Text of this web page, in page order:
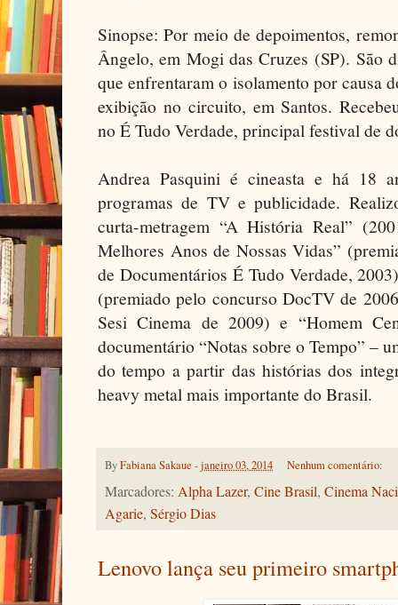
Sinopse: Por meio de depoimentos,
Ângelo, em Mogi das Cruzes (SP). São
que enfrentaram o isolamento por causa
exibição no circuito, em Santos.
no É Tudo Verdade, principal festival de
Andrea Pasquini é cineasta e há 18
programas de TV e publicidade.
curta-metragem “A História Real”
Melhores Anos de Nossas Vidas”
de Documentários É Tudo Verdade,
(premiado pelo concurso DocTV de
Sesi Cinema de 2009) e “Homem
documentário “Notas sobre o Tempo” –
do tempo a partir das histórias dos
heavy metal mais importante do Brasil.
ByFabiana Sakaue -janeiro 03, 2014 Nenhum comentário:
Marcadores: Alpha Lazer, Cine Brasil, Cinema
Agarie, Sérgio Dias
Lenovo lança seu primeiro